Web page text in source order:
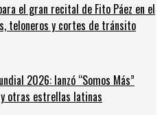
el gran recital de Fito Páez en el
teloneros y cortes de tránsito
2026: lanzó “Somos Más”
otras estrellas latinas